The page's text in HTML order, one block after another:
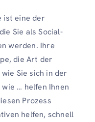
ist eine der
Sie als Social-
werden. Ihre
die Art der
Sie sich in der
… helfen Ihnen
Prozess
helfen, schnell